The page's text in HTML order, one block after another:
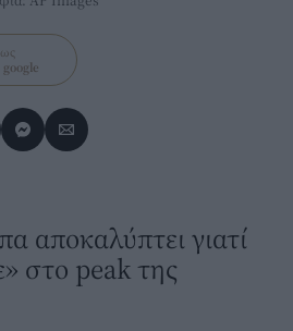
ως
google
αποκαλύπτει γιατί
στο peak της